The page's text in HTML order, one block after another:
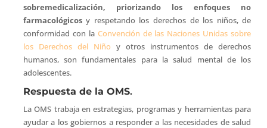
sobremedicalización, priorizando los enfoques no
farmacológicosy respetando los derechos de los niños, de
conformidad con la Convención de las Naciones Unidas sobre
los Derechos del Niño y otros instrumentos de derechos
humanos, son fundamentales para la salud mental de los
adolescentes.
Respuesta de la OMS.
La OMS trabaja en estrategias, programas y herramientas para
ayudar a los gobiernos a responder a las necesidades de salud